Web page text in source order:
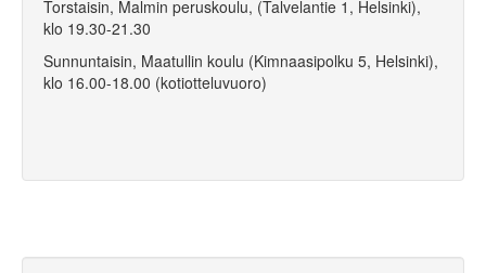
Torstaisin, Malmin peruskoulu, (Talvelantie 1, Helsinki),
klo 19.30-21.30
Sunnuntaisin, Maatullin koulu (Kimnaasipolku 5, Helsinki),
klo 16.00-18.00 (kotiotteluvuoro)